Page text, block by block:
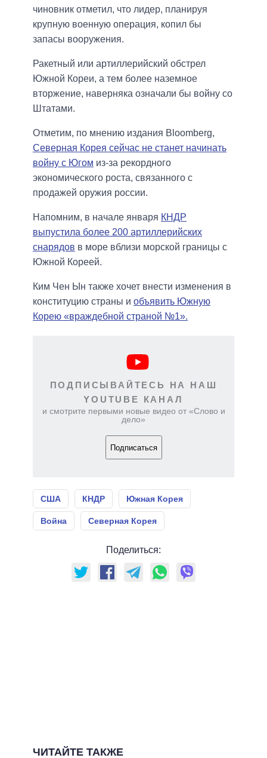
чиновник отметил, что лидер, планируя
крупную военную операция, копил бы
запасы вооружения.
Ракетный или артиллерийский обстрел
Южной Кореи, а тем более наземное
вторжение, наверняка означали бы войну со
Штатами.
Отметим, по мнению издания Bloomberg,
Северная Корея сейчас не станет начинать
войну с Югом из-за рекордного
экономического роста, связанного с
продажей оружия россии.
Напомним, в начале января КНДР
выпустила более 200 артиллерийских
снарядов в море вблизи морской границы с
Южной Кореей.
Ким Чен Ын также хочет внести изменения в
конституцию страны и объявить Южную
Корею «враждебной страной №1».
ПОДПИСЫВАЙТЕСЬ НА НАШ
YOUTUBE КАНАЛ
и смотрите первыми новые видео от «Слово и
дело»
Подписаться
США КНДР Южная Корея
Война Северная Корея
Поделиться:
ЧИТАЙТЕ ТАКЖЕ